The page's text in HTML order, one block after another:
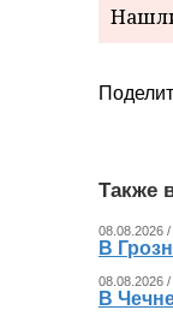
Также
08.08.2026
В
08.08.2026
В